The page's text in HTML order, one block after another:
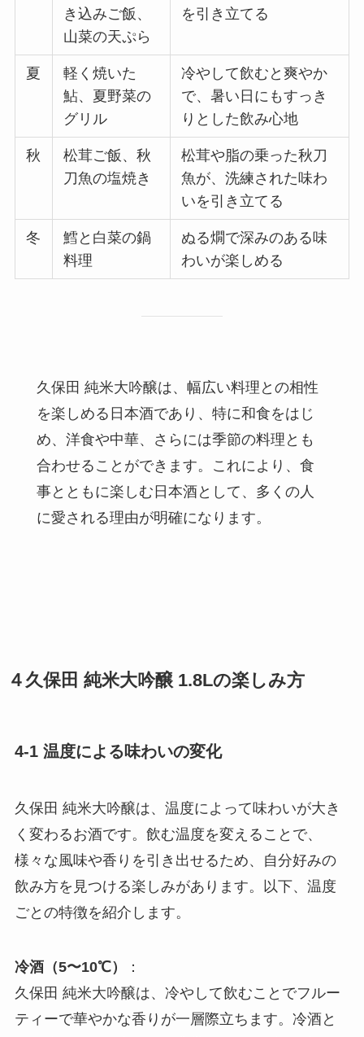
き込みご飯、
山菜の天ぷら
を引き立てる
夏
軽く焼いた
鮎、夏野菜の
グリル
冷やして飲むと爽やか
で、暑い日にもすっき
りとした飲み心地
秋
松茸ご飯、秋
刀魚の塩焼き
松茸や脂の乗った秋刀
魚が、洗練された味わ
いを引き立てる
冬
鱈と白菜の鍋
料理
ぬる燗で深みのある味
わいが楽しめる
久保田 純米大吟醸は、幅広い料理との相性
を楽しめる日本酒であり、特に和食をはじ
め、洋食や中華、さらには季節の料理とも
合わせることができます。これにより、食
事とともに楽しむ日本酒として、多くの人
に愛される理由が明確になります。
４久保田 純米大吟醸 1.8Lの楽しみ方
4-1 温度による味わいの変化
久保田 純米大吟醸は、温度によって味わいが大き
く変わるお酒です。飲む温度を変えることで、
様々な風味や香りを引き出せるため、自分好みの
飲み方を見つける楽しみがあります。以下、温度
ごとの特徴を紹介します。
冷酒（5〜10℃）
：
久保田 純米大吟醸は、冷やして飲むことでフルー
ティーで華やかな香りが一層際立ちます。冷酒と